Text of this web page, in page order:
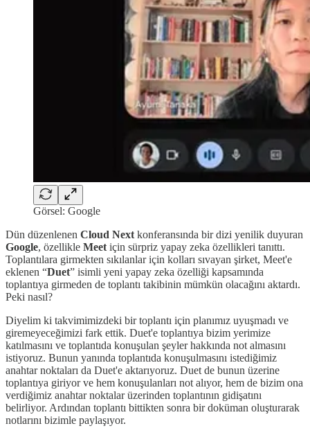
Görsel: Google
Dün düzenlenen Cloud Next konferansında bir dizi yenilik duyuran
Google, özellikle Meet için sürpriz yapay zeka özellikleri tanıttı.
Toplantılara girmekten sıkılanlar için kolları sıvayan şirket, Meet'e
eklenen “Duet” isimli yeni yapay zeka özelliği kapsamında
toplantıya girmeden de toplantı takibinin mümkün olacağını aktardı.
Peki nasıl?
Diyelim ki takvimimizdeki bir toplantı için planımız uyuşmadı ve
giremeyeceğimizi fark ettik. Duet'e toplantıya bizim yerimize
katılmasını ve toplantıda konuşulan şeyler hakkında not almasını
istiyoruz. Bunun yanında toplantıda konuşulmasını istediğimiz
anahtar noktaları da Duet'e aktarıyoruz. Duet de bunun üzerine
toplantıya giriyor ve hem konuşulanları not alıyor, hem de bizim ona
verdiğimiz anahtar noktalar üzerinden toplantının gidişatını
belirliyor. Ardından toplantı bittikten sonra bir doküman oluşturarak
notlarını bizimle paylaşıyor.